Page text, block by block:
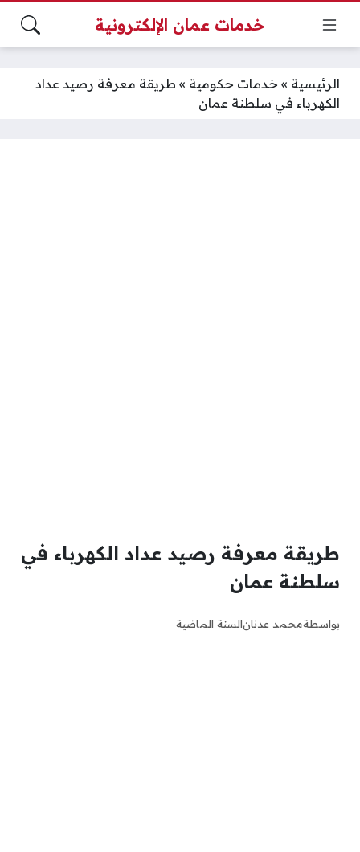
خدمات عمان الإلكترونية
الرئيسية » خدمات حكومية » طريقة معرفة رصيد عداد
الكهرباء في سلطنة عمان
طريقة معرفة رصيد عداد الكهرباء في
سلطنة عمان
بواسطةمحمد عدنانالسنة الماضية